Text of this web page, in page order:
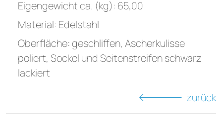
Eigengewicht ca. (kg): 65,00
Material: Edelstahl
Oberfläche: geschliffen, Ascherkulisse
poliert, Sockel und Seitenstreifen schwarz
lackiert
zurück